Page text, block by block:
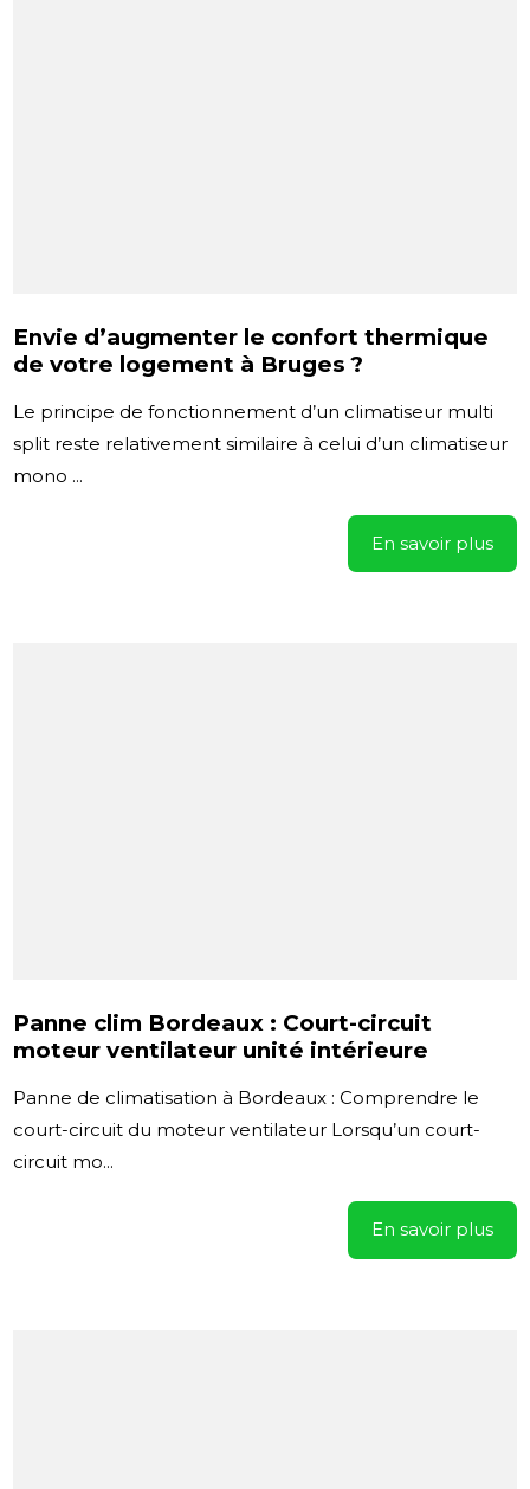
Envie d’augmenter le confort thermique
de votre logement à Bruges ?
Le principe de fonctionnement d’un climatiseur multi
split reste relativement similaire à celui d’un climatiseur
mono ...
En savoir plus
Panne clim Bordeaux : Court-circuit
moteur ventilateur unité intérieure
Panne de climatisation à Bordeaux : Comprendre le
court-circuit du moteur ventilateur Lorsqu’un court-
circuit mo...
En savoir plus